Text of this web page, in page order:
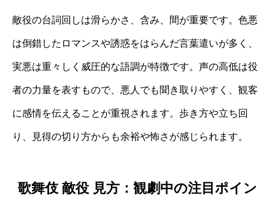
敵役の台詞回しは滑らかさ、含み、間が重要です。色悪
は倒錯したロマンスや誘惑をはらんだ言葉遣いが多く、
実悪は重々しく威圧的な語調が特徴です。声の高低は役
者の力量を表すもので、悪人でも聞き取りやすく、観客
に感情を伝えることが重視されます。歩き方や立ち回
り、見得の切り方からも余裕や怖さが感じられます。
歌舞伎 敵役 見方：観劇中の注目ポイン